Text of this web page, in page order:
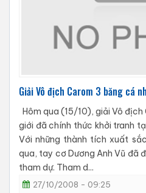
Giải Vô địch Carom 3 băng cá
Hôm qua (15/10), giải Vô
giới đã chính thức khởi tranh
Với những thành tích xuất
qua, tay cơ Dương Anh Vũ đã
tham dự. Tham d...
27/10/2008 - 09:25